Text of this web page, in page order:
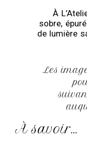
À
sobre,
de lumière
Les
À savoir…